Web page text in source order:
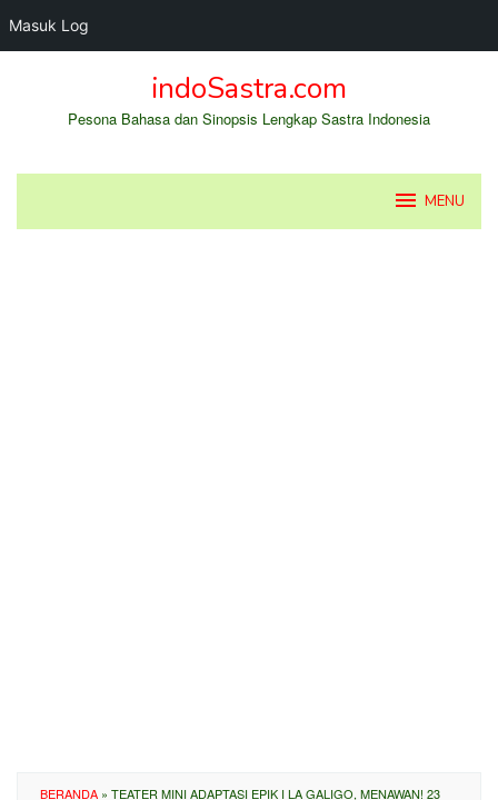
Masuk Log
indoSastra.com
Pesona Bahasa dan Sinopsis Lengkap Sastra Indonesia
MENU
BERANDA » TEATER MINI ADAPTASI EPIK I LA GALIGO, MENAWAN! 23